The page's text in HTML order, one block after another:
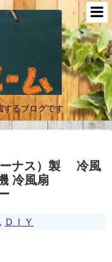
するブログです
ナス）製 冷風
冷風扇
ー
, ＤＩＹ